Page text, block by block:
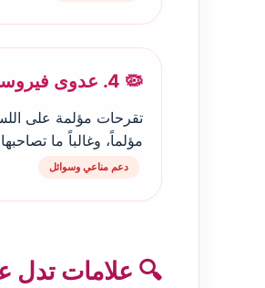
🦠 4. عدوى فيروسية (كاليسي)
تقرحات مؤلمة على
مؤلماً، وغالباً ما
دعم مناعي وسوائل
🔍 علامات تدل